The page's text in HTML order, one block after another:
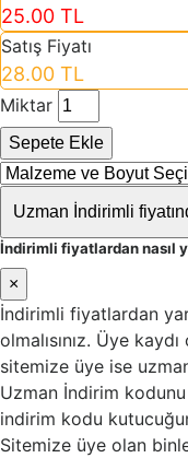
25.00 TL
Satış Fiyatı
28.00 TL
Miktar
Sepete Ekle
Uzman İndirimli
İndirimli fiyatlardan nasıl
×
İndirimli fiyatlardan
olmalısınız. Üye
sitemize üye ise
Uzman İndirim
indirim kodu
Sitemize üye olan